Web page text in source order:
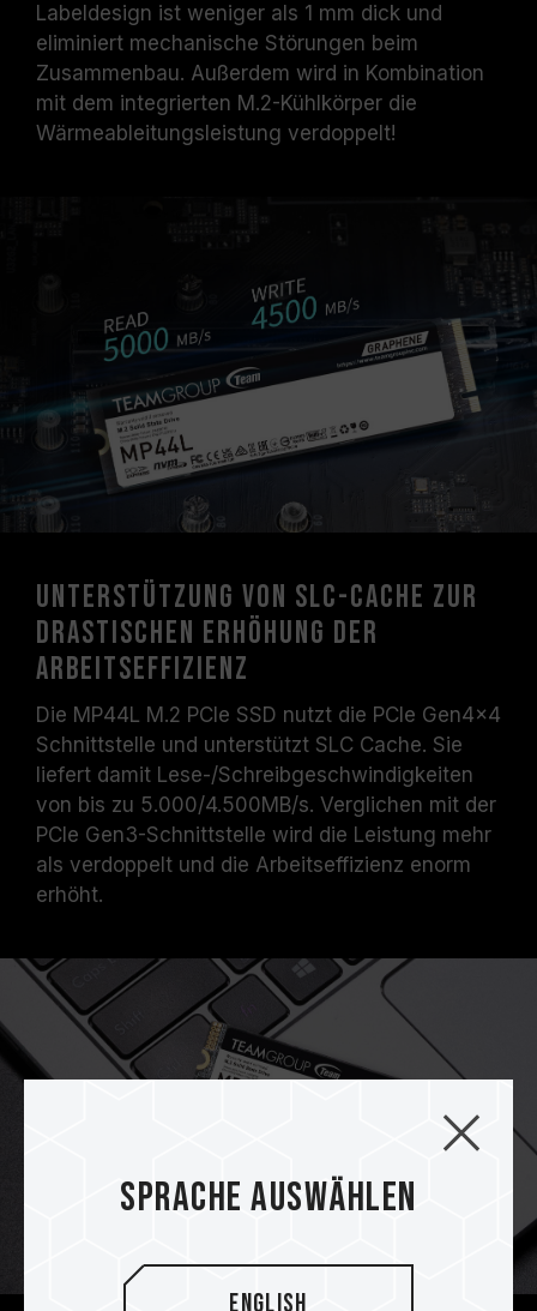
Labeldesign ist weniger als 1 mm dick und
eliminiert mechanische Störungen beim
Zusammenbau. Außerdem wird in Kombination
mit dem integrierten M.2-Kühlkörper die
Wärmeableitungsleistung verdoppelt!
Unterstützung von SLC-Cache zur
drastischen Erhöhung der
Arbeitseffizienz
Die MP44L M.2 PCIe SSD nutzt die PCIe Gen4x4
Schnittstelle und unterstützt SLC Cache. Sie
liefert damit Lese-/Schreibgeschwindigkeiten
von bis zu 5.000/4.500MB/s. Verglichen mit der
PCIe Gen3-Schnittstelle wird die Leistung mehr
als verdoppelt und die Arbeitseffizienz enorm
erhöht.
Sprache auswählen
English